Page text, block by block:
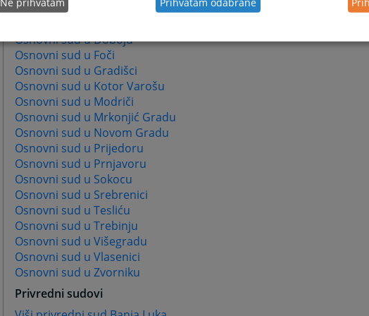
Osnovni sud u Bijeljini
Osnovni sud u Doboju
Osnovni sud u Foči
Osnovni sud u Gradišci
Osnovni sud u Kotor Varošu
Osnovni sud u Modriči
Osnovni sud u Mrkonjić Gradu
Osnovni sud u Novom Gradu
Osnovni sud u Prijedoru
Osnovni sud u Prnjavoru
Osnovni sud u Sokocu
Osnovni sud u Srebrenici
Osnovni sud u Tesliću
Osnovni sud u Trebinju
Osnovni sud u Višegradu
Osnovni sud u Vlasenici
Osnovni sud u Zvorniku
Privredni sudovi